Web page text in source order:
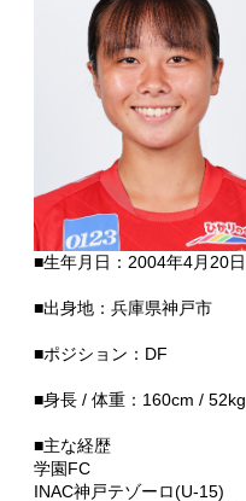
■生年月日：2004年4月20日
■出身地：兵庫県神戸市
■ポジション：DF
■身長 / 体重：160cm / 52kg
■主な経歴
学園FC
INAC神戸テゾーロ(U-15)